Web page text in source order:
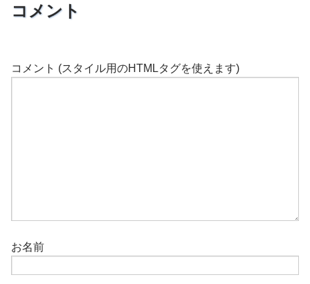
コメント
コメント (スタイル用のHTMLタグを使えます)
お名前